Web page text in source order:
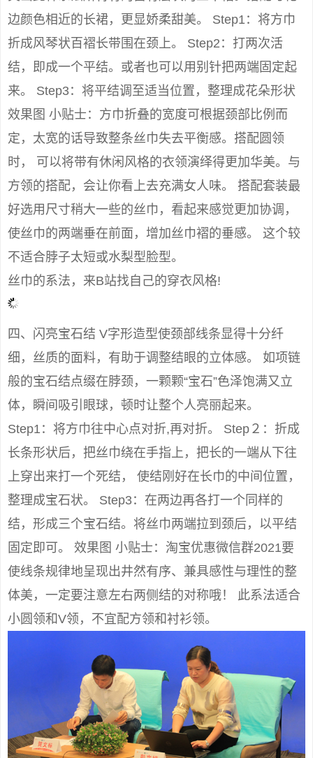
边颜色相近的长裙，更显娇柔甜美。 Step1：将方巾
折成风琴状百褶长带围在颈上。 Step2：打两次活
结，即成一个平结。或者也可以用别针把两端固定起
来。 Step3：将平结调至适当位置，整理成花朵形状
效果图 小贴士：方巾折叠的宽度可根据颈部比例而
定，太宽的话导致整条丝巾失去平衡感。搭配圆领
时， 可以将带有休闲风格的衣领演绎得更加华美。与
方领的搭配，会让你看上去充满女人味。 搭配套装最
好选用尺寸稍大一些的丝巾，看起来感觉更加协调，
使丝巾的两端垂在前面，增加丝巾褶的垂感。 这个较
不适合脖子太短或水梨型脸型。
丝巾的系法，来B站找自己的穿衣风格!
四、闪亮宝石结 V字形造型使颈部线条显得十分纤
细，丝质的面料，有助于调整结眼的立体感。 如项链
般的宝石结点缀在脖颈，一颗颗“宝石”色泽饱满又立
体，瞬间吸引眼球，顿时让整个人亮丽起来。
Step1：将方巾往中心点对折,再对折。 Step２：折成
长条形状后，把丝巾绕在手指上，把长的一端从下往
上穿出来打一个死结， 使结刚好在长巾的中间位置，
整理成宝石状。 Step3：在两边再各打一个同样的
结，形成三个宝石结。将丝巾两端拉到颈后，以平结
固定即可。 效果图 小贴士：淘宝优惠微信群2021要
使线条规律地呈现出井然有序、兼具感性与理性的整
体美，一定要注意左右两侧结的对称哦！ 此系法适合
小圆领和V领，不宜配方领和衬衫领。